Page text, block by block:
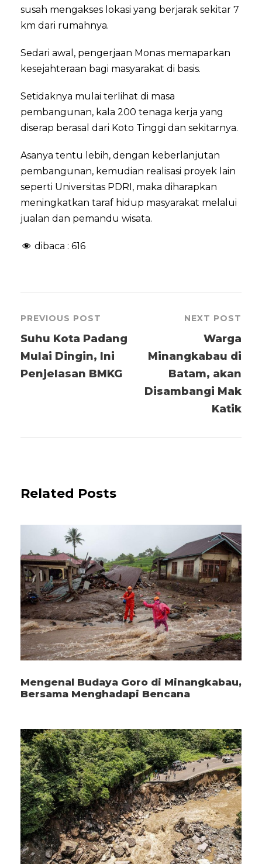
susah mengakses lokasi yang berjarak sekitar 7
km dari rumahnya.
Sedari awal, pengerjaan Monas memaparkan
kesejahteraan bagi masyarakat di basis.
Setidaknya mulai terlihat di masa
pembangunan, kala 200 tenaga kerja yang
diserap berasal dari Koto Tinggi dan sekitarnya.
Asanya tentu lebih, dengan keberlanjutan
pembangunan, kemudian realisasi proyek lain
seperti Universitas PDRI, maka diharapkan
meningkatkan taraf hidup masyarakat melalui
jualan dan pemandu wisata.
dibaca : 616
PREVIOUS POST
Suhu Kota Padang
Mulai Dingin, Ini
Penjelasan BMKG
NEXT POST
Warga
Minangkabau di
Batam, akan
Disambangi Mak
Katik
Related Posts
Mengenal Budaya Goro di Minangkabau,
Bersama Menghadapi Bencana